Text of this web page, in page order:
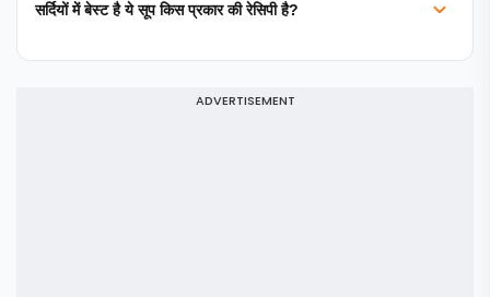
सर्दियों में बेस्ट है ये सूप किस प्रकार की रेसिपी है?
ADVERTISEMENT